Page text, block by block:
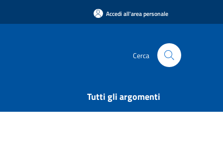
Accedi all'area personale
Cerca
Tutti gli argomenti